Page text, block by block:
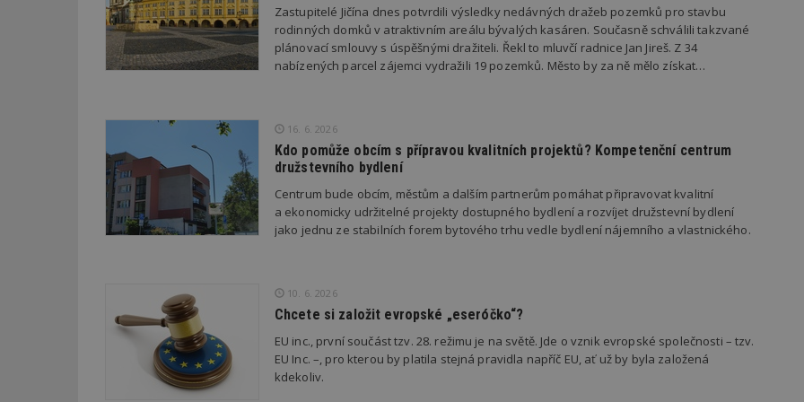
Zastupitelé Jičína dnes potvrdili výsledky nedávných dražeb pozemků pro stavbu
rodinných domků v atraktivním areálu bývalých kasáren. Současně schválili takzvané
plánovací smlouvy s úspěšnými dražiteli. Řekl to mluvčí radnice Jan Jireš. Z 34
nabízených parcel zájemci vydražili 19 pozemků. Město by za ně mělo získat…
16. 6. 2026
Kdo pomůže obcím s přípravou kvalitních projektů? Kompetenční centrum
družstevního bydlení
Centrum bude obcím, městům a dalším partnerům pomáhat připravovat kvalitní
a ekonomicky udržitelné projekty dostupného bydlení a rozvíjet družstevní bydlení
jako jednu ze stabilních forem bytového trhu vedle bydlení nájemního a vlastnického.
10. 6. 2026
Chcete si založit evropské „eseróčko“?
EU inc., první součást tzv. 28. režimu je na světě. Jde o vznik evropské společnosti – tzv.
EU Inc. –, pro kterou by platila stejná pravidla napříč EU, ať už by byla založená
kdekoliv.
vzorkování dat definovaného limitem
vašeho webu.
_dc_gtm_UA-53599847-1
.estav.cz
53
sekund
Tento soubor cookie je přidružen k
Správce značek Google k načtení
stránku. Pokud je použit, lze jej
id
uživatele
_hjFirstSeen
.estav.cz
minut
54
sekund
začátek cesty uživatele pro celkový
Neobsahuje žádné identifikovatelné
_hjAbsoluteSessionInProgress
Hotjar Ltd
29
Soubor cookie je nastaven tak, aby
counter
sekund
__gfp_64b
Google LLC
1 rok
Jedná se o soubor cookie, který slouží